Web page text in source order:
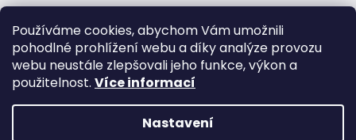
Používáme cookies, abychom Vám umožnili
pohodlné prohlížení webu a díky analýze provozu
webu neustále zlepšovali jeho funkce, výkon a
použitelnost. Více informací
Nastavení
Zakázková výroba
Privátní značka
Produkty
WHBG - Váš partner pro čisticí prostředky
Napište nám